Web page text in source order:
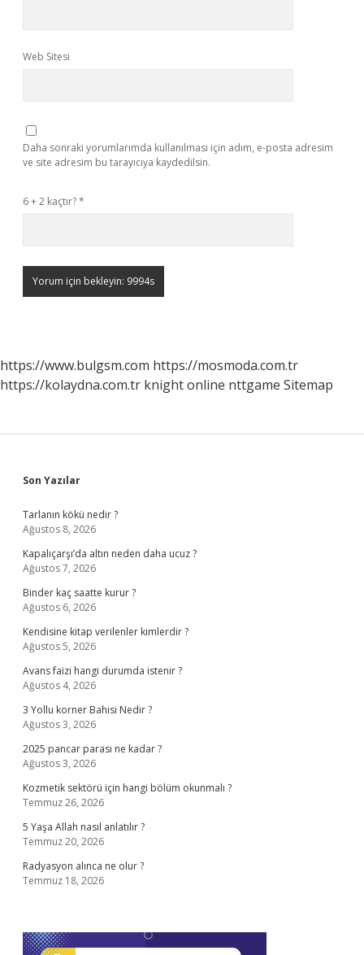
Web Sitesi
Daha sonraki yorumlarımda kullanılması için adım, e-posta adresim
ve site adresim bu tarayıcıya kaydedilsin.
6 + 2 kaçtır?*
https://www.bulgsm.com https://mosmoda.com.tr
https://kolaydna.com.tr knight online nttgame Sitemap
Sidebar
Son Yazılar
Tarlanın kökü nedir ?
Ağustos 8, 2026
Kapalıçarşı’da altın neden daha ucuz ?
Ağustos 7, 2026
Binder kaç saatte kurur ?
Ağustos 6, 2026
Kendisine kitap verilenler kimlerdir ?
Ağustos 5, 2026
Avans faizi hangi durumda istenir ?
Ağustos 4, 2026
3 Yollu korner Bahisi Nedir ?
Ağustos 3, 2026
2025 pancar parası ne kadar ?
Ağustos 3, 2026
Kozmetik sektörü için hangi bölüm okunmalı ?
Temmuz 26, 2026
5 Yaşa Allah nasıl anlatılır ?
Temmuz 20, 2026
Radyasyon alınca ne olur ?
Temmuz 18, 2026